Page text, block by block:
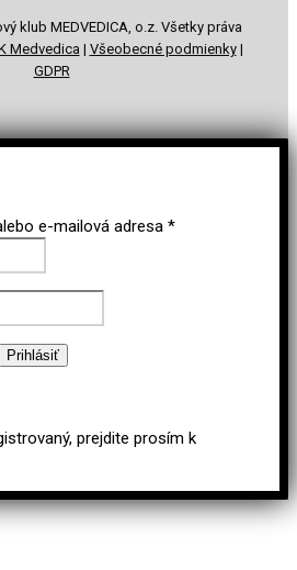
klub MEDVEDICA, o.z. Všetky práva
Medvedica | Všeobecné podmienky|
GDPR
e-mailová adresa *
Prihlásiť
prejdite prosím k